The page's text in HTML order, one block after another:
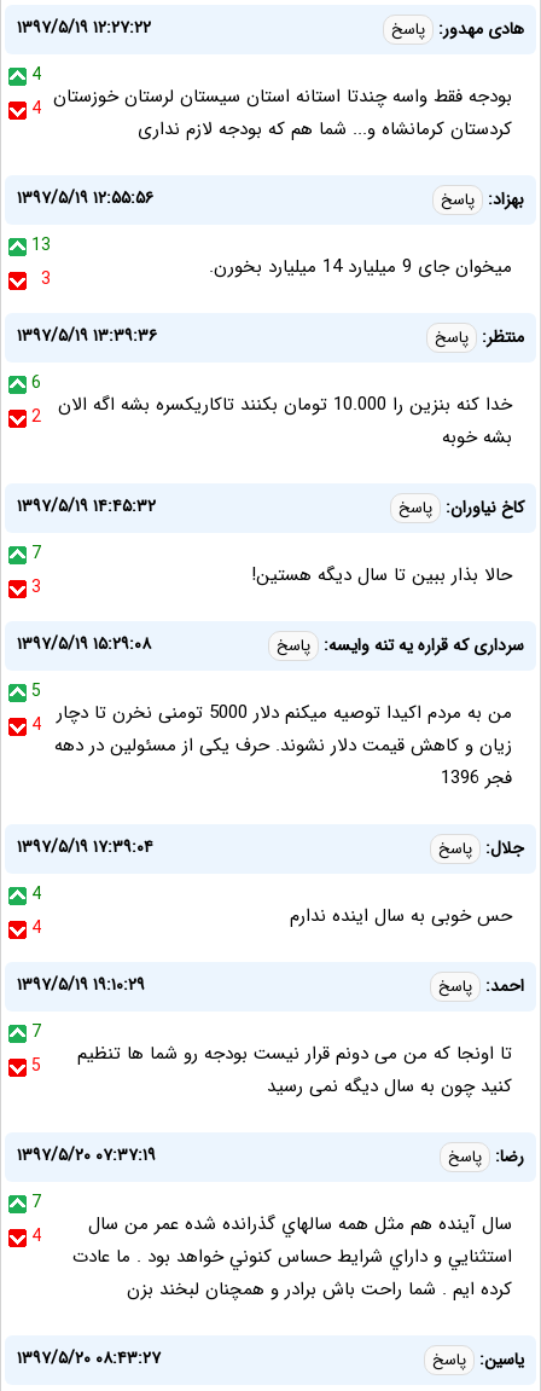
هادی مهدور: پاسخ
۱۳۹۷/۵/۱۹ ۱۲:۲۷:۲۲
4
4 بودجه فقط واسه چندتا استانه استان سیستان لرستان خوزستان
کردستان کرمانشاه و... شما هم که بودجه لازم نداری
بهزاد: پاسخ
۱۳۹۷/۵/۱۹ ۱۲:۵۵:۵۶
13
3
میخوان جای 9 میلیارد 14 میلیارد بخورن.
منتظر: پاسخ
۱۳۹۷/۵/۱۹ ۱۳:۳۹:۳۶
6
2
خدا کنه بنزین را 10.000 تومان بکنند تاکاریکسره بشه اگه الان
بشه خوبه
کاخ نیاوران: پاسخ
۱۳۹۷/۵/۱۹ ۱۴:۴۵:۳۲
7
3
حالا بذار ببین تا سال دیگه هستین!
سرداری که قراره یه تنه وایسه: پاسخ
۱۳۹۷/۵/۱۹ ۱۵:۲۹:۰۸
5
4 من به مردم اکیدا توصیه میکنم دلار 5000 تومنی نخرن تا دچار
زیان و کاهش قیمت دلار نشوند. حرف یکی از مسئولین در دهه
فجر 1396
جلال: پاسخ
۱۳۹۷/۵/۱۹ ۱۷:۳۹:۰۴
4
4
حس خوبی به سال اینده ندارم
احمد: پاسخ
۱۳۹۷/۵/۱۹ ۱۹:۱۰:۲۹
7
5
تا اونجا که من می دونم قرار نیست بودجه رو شما ها تنظیم
کنید چون به سال دیگه نمی رسید
رضا: پاسخ
۱۳۹۷/۵/۲۰ ۰۷:۳۷:۱۹
7
4
سال آينده هم مثل همه سالهاي گذرانده شده عمر من سال
استثنايي و داراي شرايط حساس كنوني خواهد بود . ما عادت
كرده ايم . شما راحت باش برادر و همچنان لبخند بزن
یاسین: پاسخ
۱۳۹۷/۵/۲۰ ۰۸:۴۳:۲۷